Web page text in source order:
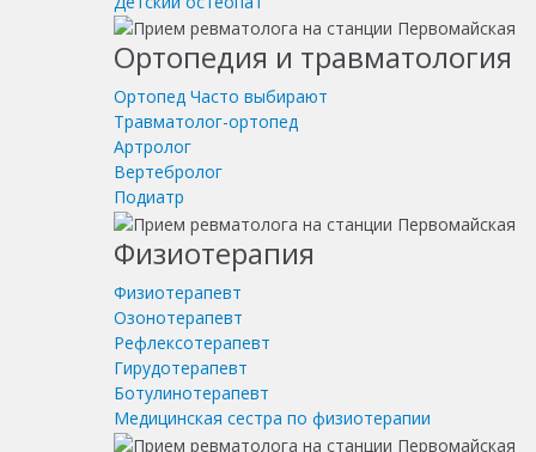
Ортопедия и травматология
Ортопед Часто выбирают
Травматолог-ортопед
Артролог
Вертебролог
Подиатр
Физиотерапия
Физиотерапевт
Озонотерапевт
Рефлексотерапевт
Гирудотерапевт
Ботулинотерапевт
Медицинская сестра по физиотерапии